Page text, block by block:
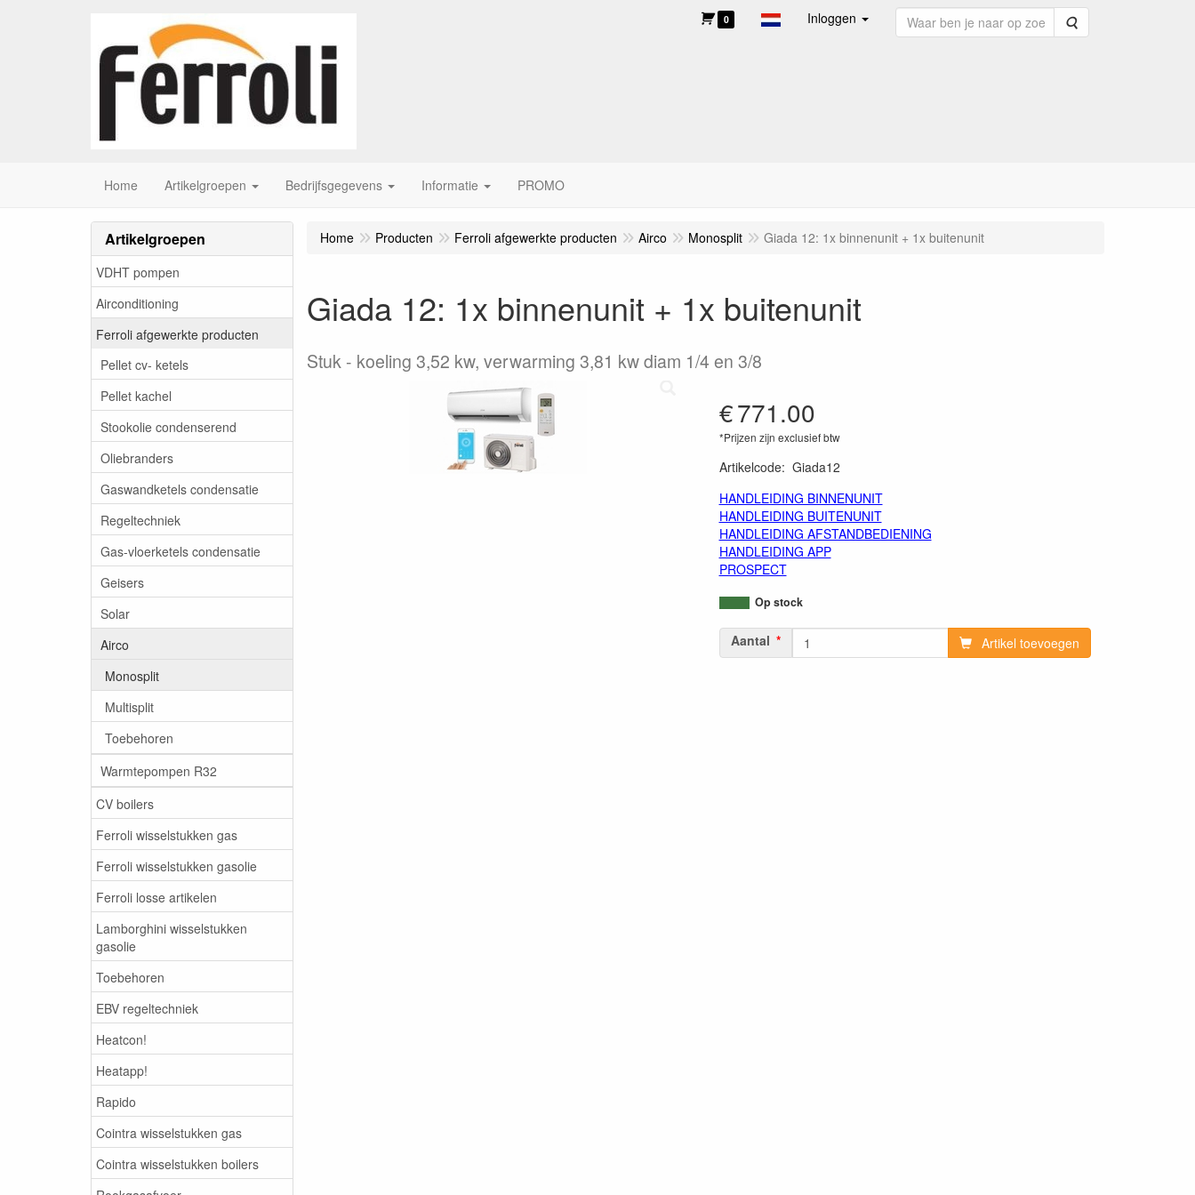
0 Inloggen Zoeken
Home Artikelgroepen Bedrijfsgegevens Informatie PROMO
Artikelgroepen
VDHT pompen
Airconditioning
Ferroli afgewerkte producten
Pellet cv- ketels
Pellet kachel
Stookolie condenserend
Oliebranders
Gaswandketels condensatie
Regeltechniek
Gas-vloerketels condensatie
Geisers
Solar
Airco
Monosplit
Multisplit
Toebehoren
Warmtepompen R32
CV boilers
Ferroli wisselstukken gas
Ferroli wisselstukken gasolie
Ferroli losse artikelen
Lamborghini wisselstukken
gasolie
Toebehoren
EBV regeltechniek
Heatcon!
Heatapp!
Rapido
Cointra wisselstukken gas
Cointra wisselstukken boilers
Home Producten Ferroli afgewerkte producten Airco Monosplit Giada 12: 1x binnenunit + 1x buitenunit
Giada 12: 1x binnenunit + 1x buitenunit
Stuk koeling 3,52 kw, verwarming 3,81 kw diam 1/4 en 3/8
€771.00
*Prijzen zijn exclusief btw
Artikelcode: Giada12
HANDLEIDING BINNENUNIT
HANDLEIDING BUITENUNIT
HANDLEIDING AFSTANDBEDIENING
HANDLEIDING APP
PROSPECT
Op stock
Aantal Artikel toevoegen